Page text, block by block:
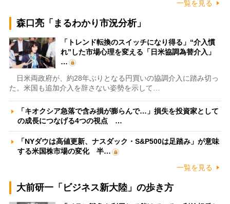
一覧を見る
森口亮「まるわかり市況分析」
「トレンド転換のスイッチになり得る」“介入慣
れ”した市場心理を変える「日米協調為替介入」
…
日米両政府が、約28年ぶりとなる円買いの協調介入に踏み切っ
た。米国も追加介入を辞さない姿勢を示して…
「キオクシア急落で含み損が膨らんで…」損失を投資家として
の成長につなげる4つの視点 …
「NYダウは高値更新、ナスダック・S&P500は足踏み」が意味
する米国株市場の変化 半…
一覧を見る
大前研一「ビジネス新大陸」の歩き方